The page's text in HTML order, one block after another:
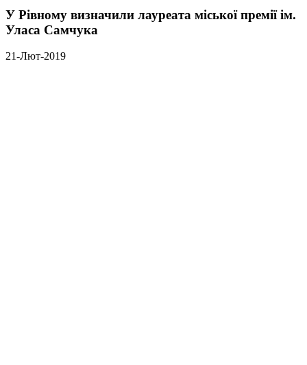
У Рівному визначили лауреата міської премії ім.
Уласа Самчука
21-Лют-2019